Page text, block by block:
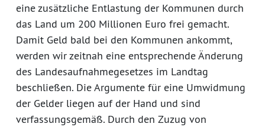
eine zusätzliche Entlastung der Kommunen durch
das Land um 200 Millionen Euro frei gemacht.
Damit Geld bald bei den Kommunen ankommt,
werden wir zeitnah eine entsprechende Änderung
des Landesaufnahmegesetzes im Landtag
beschließen. Die Argumente für eine Umwidmung
der Gelder liegen auf der Hand und sind
verfassungsgemäß. Durch den Zuzug von